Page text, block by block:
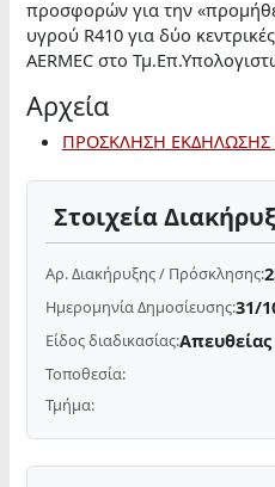
προσφορών για την
υγρού R410 για δύο
AERMEC στο
Αρχεία
ΠΡΟΣΚΛΗΣΗ
Στοιχεία
Αρ. Διακήρυξης / Πρόσκλησης:
Ημερομηνία Δημοσίευσης:31/
Είδος διαδικασίας:
Τοποθεσία:
Τμήμα: